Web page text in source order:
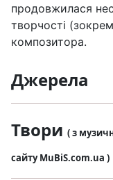
продовжилася
творчості
композитора.
Джерела
Твори ( з
сайту MuBiS.com.ua )